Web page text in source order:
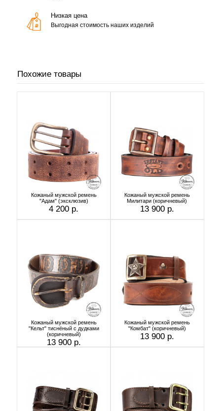
Низкая цена
Выгодная стоимость наших изделий
Похожие товары
Кожаный мужской ремень
"Адам" (эксклюзив)
4 200 р.
Кожаный мужской ремень
Милитари (коричневый)
13 900 р.
Кожаный мужской ремень
"Кельт" тиснёный с дудками
(коричневый)
13 900 р.
Кожаный мужской ремень
"Комбат" (коричневый)
13 900 р.